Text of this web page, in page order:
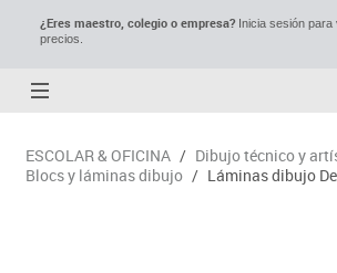
¿Eres maestro, colegio o empresa?Inicia sesión para
precios.
ESCOLAR & OFICINA / Dibujo técnico y
Blocs y láminas dibujo / Láminas dibujo